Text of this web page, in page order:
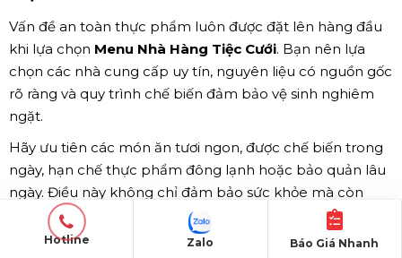
Vấn đề an toàn thực phẩm luôn được đặt lên hàng đầu
khi lựa chọn Menu Nhà Hàng Tiệc Cưới. Bạn nên lựa
chọn các nhà cung cấp uy tín, nguyên liệu có nguồn gốc
rõ ràng và quy trình chế biến đảm bảo vệ sinh nghiêm
ngặt.
Hãy ưu tiên các món ăn tươi ngon, được chế biến trong
ngày, hạn chế thực phẩm đông lạnh hoặc bảo quản lâu
ngày. Điều này không chỉ đảm bảo sức khỏe mà còn
Thực Đơn Đám Cưới
giữ trọn hương vị, mang lại trải
nghiệm tốt nhất cho khách mời.
Hotline Báo Giá Nhanh
Zalo